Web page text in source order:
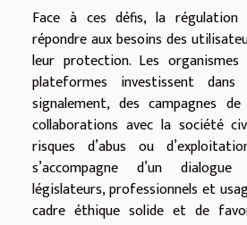
Face à ces défis, la régulation
répondre aux besoins des
leur protection. Les
plateformes investissent
signalement, des campagnes
collaborations avec la société
risques d’abus ou
s’accompagne d’un
législateurs, professionnels et
cadre éthique solide et de